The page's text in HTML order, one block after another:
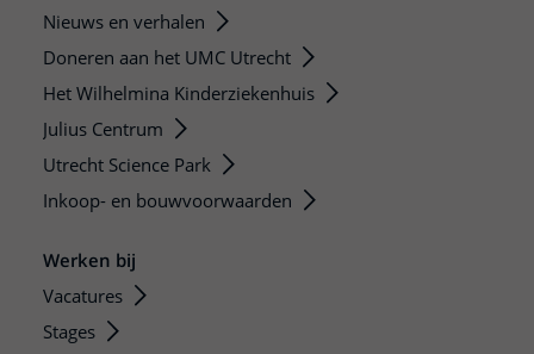
Nieuws en verhalen
Doneren aan het UMC Utrecht
Het Wilhelmina Kinderziekenhuis
Julius Centrum
Utrecht Science Park
Inkoop- en bouwvoorwaarden
Werken bij
Vacatures
Stages